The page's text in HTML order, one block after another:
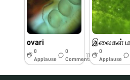
ovari
0
Applause
0
Comments
11w
0
Applause